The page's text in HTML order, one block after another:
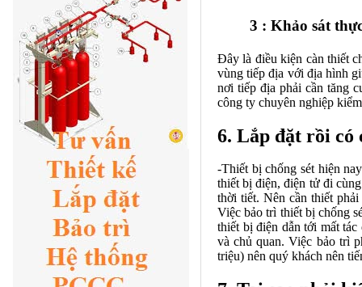
3 : Khảo sát
Đây là điều kiện càn thiết
vùng tiếp địa với địa hình
nơi tiếp địa phải cần tăng
công ty chuyên nghiệp
6. Lắp đặt rồi có
-Thiết bị chống sét hiện
thiết bị điện, điện tử đi
thời tiết. Nên cần thiết
Việc bảo trì thiết bị chống
thiết bị điện dẫn tới mất
và chủ quan. Việc bảo trì
triệu) nên quý khách nên